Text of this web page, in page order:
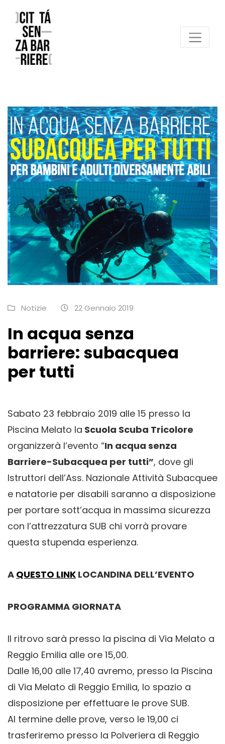
Reggio Emilia Città senza barriere
Notizie 22 Gennaio 2019
In acqua senza
barriere: subacquea
per tutti
Sabato 23 febbraio 2019 alle 15 presso la
Piscina Melato la Scuola Scuba Tricolore
organizzerà l’evento “In acqua senza
Barriere-Subacquea per tutti”, dove gli
Istruttori dell’Ass. Nazionale Attività Subacquee
e natatorie per disabili saranno a disposizione
per portare sott’acqua in massima sicurezza
con l’attrezzatura SUB chi vorrà provare
questa stupenda esperienza.
A QUESTO LINK LOCANDINA DELL’EVENTO
PROGRAMMA GIORNATA
Il ritrovo sarà presso la piscina di Via Melato a
Reggio Emilia alle ore 15,00.
Dalle 16,00 alle 17,40 avremo, presso la Piscina
di Via Melato di Reggio Emilia, lo spazio a
disposizione per effettuare le prove SUB.
Al termine delle prove, verso le 19,00 ci
trasferiremo presso la Polveriera di Reggio